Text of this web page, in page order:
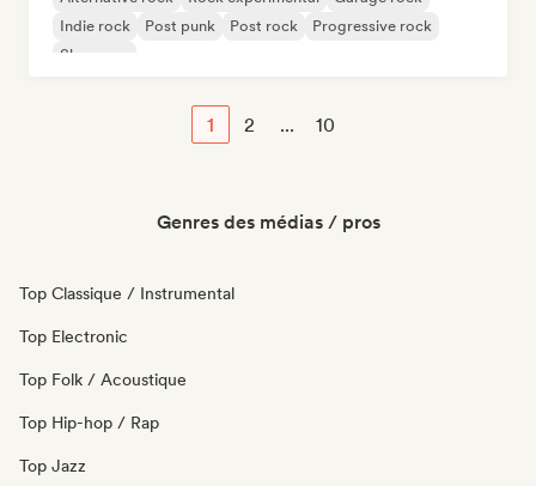
Indie rock
Post punk Post rock
Progressive rock
Shoegaze
1 2 ... 10
Genres des médias / pros
Top Classique / Instrumental
Top Electronic
Top Folk / Acoustique
Top Hip-hop / Rap
Top Jazz